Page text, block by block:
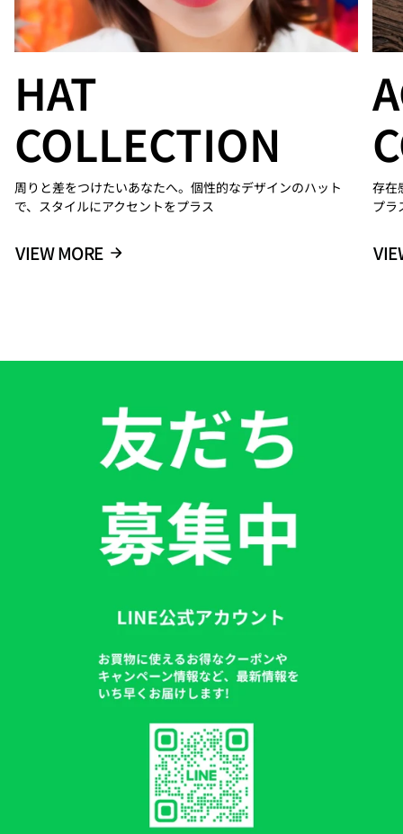
HAT
COLLECTION
周りと差をつけたいあなたへ。個性的なデザインのハット
で、スタイルにアクセントをプラス
VIEW MORE
存在
プラ